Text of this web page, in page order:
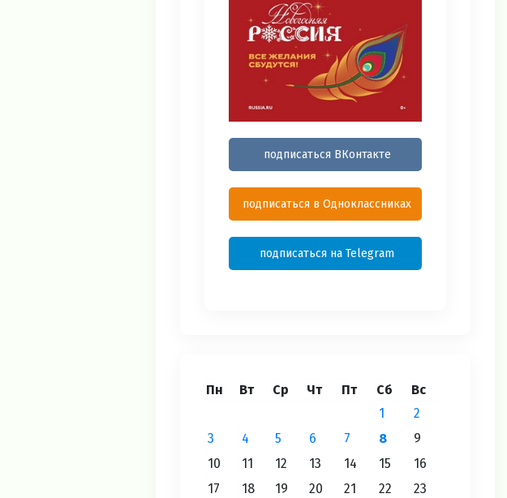
подписаться ВКонтакте
подписаться в Одноклассниках
подписаться на Telegram
Пн Вт Ср Чт Пт Сб Вс
1
2
3
4 5 6 7 8
9
10
11 12 13 14 15
16
17
18 19 20 21 22
23